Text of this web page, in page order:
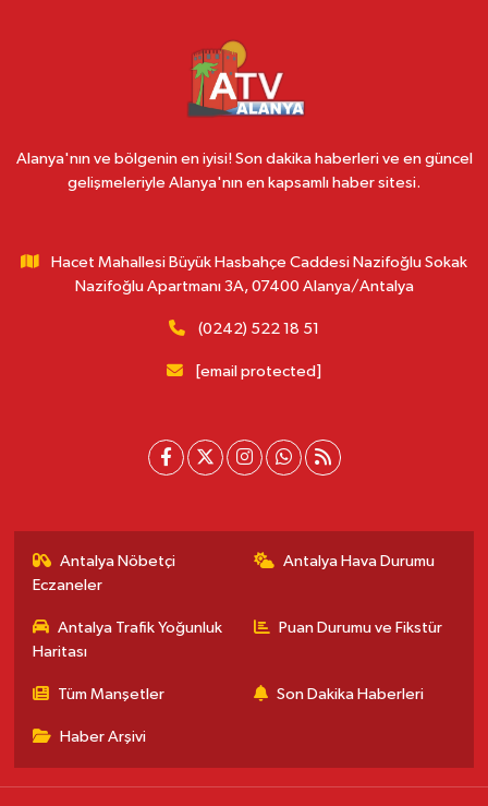
Alanya'nın ve bölgenin en iyisi! Son dakika haberleri ve en güncel
gelişmeleriyle Alanya'nın en kapsamlı haber sitesi.
Hacet Mahallesi Büyük Hasbahçe Caddesi Nazifoğlu Sokak
Nazifoğlu Apartmanı 3A, 07400 Alanya/Antalya
(0242) 522 18 51
[email protected]
Antalya Nöbetçi
Eczaneler
Antalya Hava Durumu
Antalya Trafik Yoğunluk
Haritası
Puan Durumu ve Fikstür
Tüm Manşetler Son Dakika Haberleri
Haber Arşivi